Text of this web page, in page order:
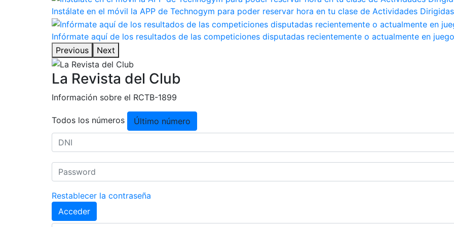
Instálate en el móvil la APP de Technogym para poder reservar hora en tu clase de Actividades Dirigidas
Infórmate aquí de los resultados de las competiciones disputadas recientemente o actualmente en juego
Previous
Next
La Revista del Club
Información sobre el RCTB-1899
Todos los números Último número
Restablecer la contraseña
Acceder